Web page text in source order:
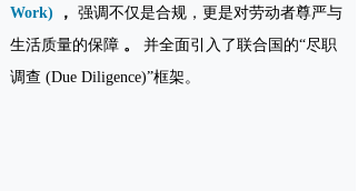
Work)
， 强调不仅是合规，更是对劳动者尊严与
生活质量的保障 。 并全面引入了联合国的“尽职
调查 (Due Diligence)”框架。